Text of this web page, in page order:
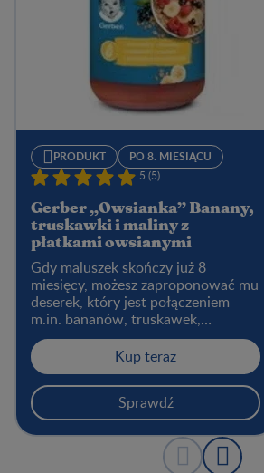
PRODUKT PO 8. MIESIĄCU
5 (5)
Gerber „Owsianka” Banany,
truskawki i maliny z
płatkami owsianymi
Gdy maluszek skończy już 8
miesięcy, możesz zaproponować mu
deserek, który jest połączeniem
m.in. bananów, truskawek,
czarnych porzeczek, malin oraz
płatków owsianych. Zgodnie z
przepisami prawa produkt nie
zawiera substancji konserwujących
i barwników. Może się sprawdzić
podczas nauki kolejnych smaków.
Kup teraz
Sprawdź